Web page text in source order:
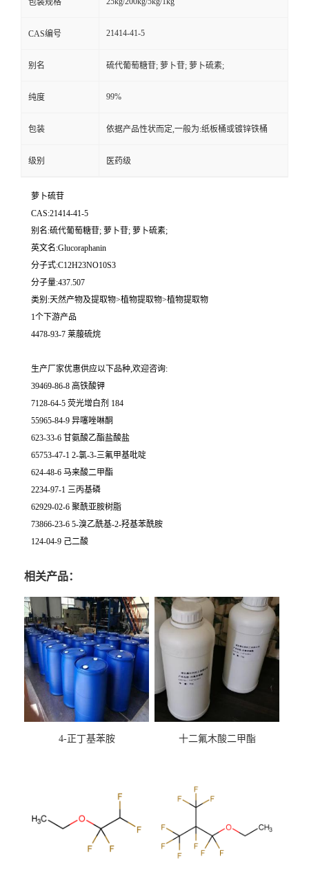
包装规格
CAS编号 21414-41-5
别名 硫代葡萄糖苷; 萝卜苷; 萝卜硫素;
纯度 99%
包装 依据产品性状而定,一般为:纸板桶或镀锌铁桶
级别 医药级
萝卜硫苷
CAS:21414-41-5
别名:硫代葡萄糖苷; 萝卜苷; 萝卜硫素;
英文名:Glucoraphanin
分子式:C12H23NO10S3
分子量:437.507
类别:天然产物及提取物>植物提取物>植物提取物
1个下游产品
4478-93-7 莱菔硫烷
生产厂家优惠供应以下品种,欢迎咨询:
39469-86-8 高铁酸钾
7128-64-5 荧光增白剂 184
55965-84-9 异噻唑啉酮
623-33-6 甘氨酸乙酯盐酸盐
65753-47-1 2-氯-3-三氟甲基吡啶
624-48-6 马来酸二甲酯
2234-97-1 三丙基磷
62929-02-6 聚酰亚胺树脂
73866-23-6 5-溴乙酰基-2-羟基苯酰胺
124-04-9 己二酸
相关产品：
4-正丁基苯胺 十二氟木酸二甲酯